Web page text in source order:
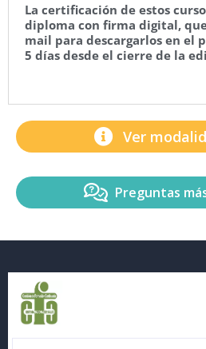
La certificación de estos
diploma con firma digital,
mail para descargarlos en el
5 días desde el cierre de la
Ver
Preguntas